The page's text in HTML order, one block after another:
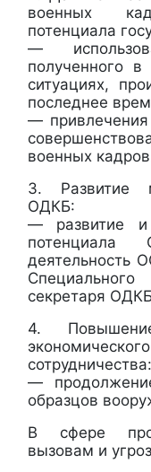
военных
потенциала
—
полученного
ситуациях,
последнее
—
военных
3. Развитие
ОДКБ:
— развитие и
деятельность
Специального
секретаря
4.
сотрудничества:
—
образцов
В сфере
вызовам и